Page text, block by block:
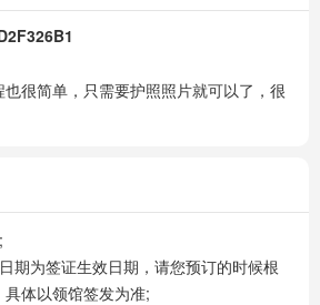
很简单，只需要护照照片就可以了，很
期为签证生效日期，请您预订的时候根
体以领馆签发为准;